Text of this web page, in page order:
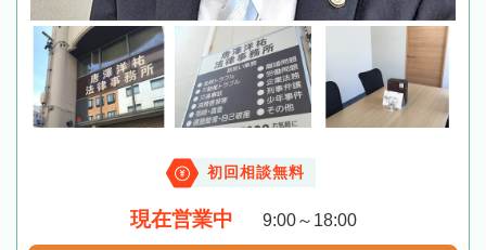
初回相談無料
現在営業中 9:00～18:00